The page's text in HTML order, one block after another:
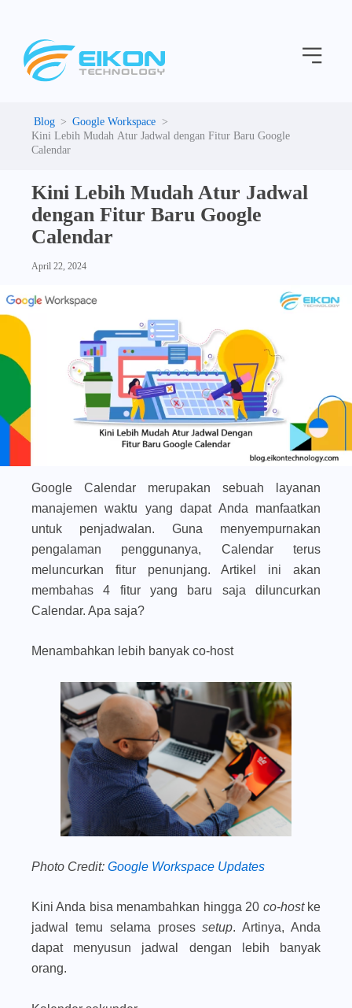
content
Menu
Google Workspace
Kini Lebih Mudah Atur Jadwal dengan Fitur Baru Google
Calendar
Kini Lebih Mudah Atur Jadwal
dengan Fitur Baru Google
Calendar
April 22, 2024
Google Calendar merupakan sebuah layanan
manajemen waktu yang dapat Anda manfaatkan
untuk penjadwalan. Guna menyempurnakan
pengalaman penggunanya, Calendar terus
meluncurkan fitur penunjang. Artikel ini akan
membahas 4 fitur yang baru saja diluncurkan
Calendar. Apa saja?
Menambahkan lebih banyak co-host
Photo Credit: Google Workspace Updates
Kini Anda bisa menambahkan hingga 20 co-host ke
jadwal temu selama prosessetup. Artinya, Anda
dapat menyusun jadwal dengan lebih banyak
orang.
e
g
i
e
s